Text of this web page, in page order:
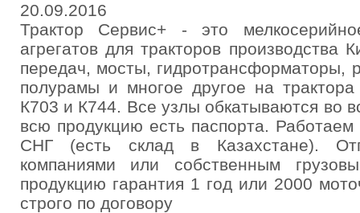
20.09.2016
Трактор Сервис+ - это
агрегатов для тракторов производства
передач, мосты, гидротрансформаторы,
полурамы и многое другое на
К703 и К744. Все узлы обкатываются во
всю продукцию есть паспорта.
СНГ (есть склад в Казахстане).
компаниями или собственным
продукцию гарантия 1 год или 2000
строго по договору